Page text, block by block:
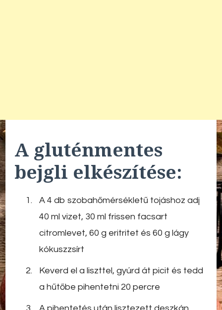
A gluténmentes
bejgli elkészítése:
A 4 db szobahőmérsékletű tojáshoz adj
40 ml vizet, 30 ml frissen facsart
citromlevet, 60 g eritritet és 60 g lágy
kókuszzsírt
Keverd el a liszttel, gyúrd át picit és tedd
a hűtőbe pihentetni 20 percre